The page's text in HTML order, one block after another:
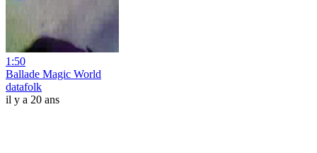
1:50
Ballade Magic World
datafolk
il y a 20 ans